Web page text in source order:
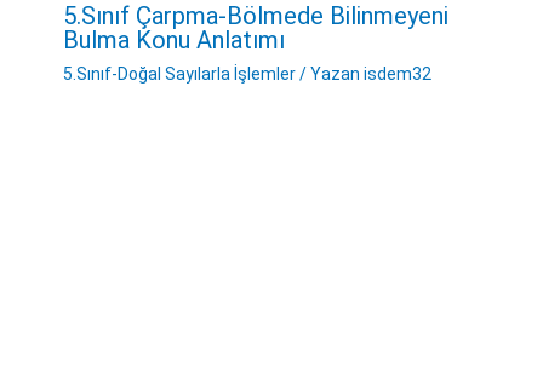
5.Sınıf Çarpma-Bölmede Bilinmeyeni
Bulma Konu Anlatımı
5.Sınıf-Doğal Sayılarla İşlemler/ Yazan isdem32